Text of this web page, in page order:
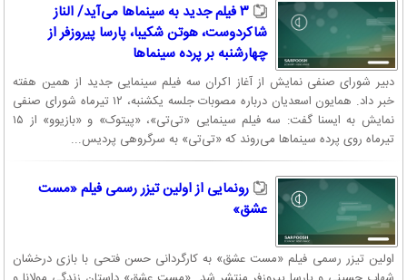
۳ فیلم جدید به سینماها می‌آید/ الناز
شاکردوست، هوتن شکیبا، پارسا پیروزفر از
چهارشنبه بر پرده سینماها
دبیر شورای صنفی نمایش از آغاز اکران سه فیلم سینمایی جدید از همین هفته
خبر داد. همایون اسعدیان درباره مصوبات جلسه یکشنبه، ۱۲ تیرماه شورای صنفی
نمایش به ایسنا گفت: سه فیلم سینمایی «تی‌تی»، «پیتوک» و «بازیوو» از ۱۵
تیرماه روی پرده سینماها می‌روند که «تی‌تی» به سرگروهی پردیس...
رونمایی از اولین تیزر رسمی فیلم «مست
عشق»
اولین تیزر رسمی فیلم «مست عشق» به کارگردانی حسن فتحی با بازی درخشان